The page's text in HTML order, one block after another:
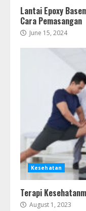
Lantai Epoxy
Cara Pemasangan
June 15, 2024
Kesehatan
Terapi
August 1, 2023